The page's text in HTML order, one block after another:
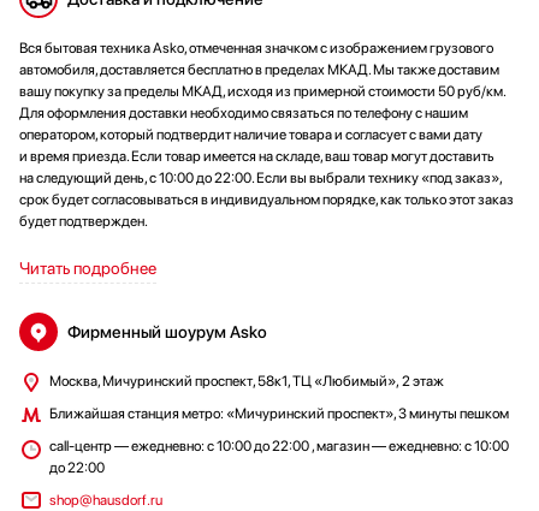
Вся бытовая техника Asko, отмеченная значком с изображением грузового
автомобиля, доставляется бесплатно в пределах МКАД. Мы также доставим
вашу покупку за пределы МКАД, исходя из примерной стоимости 50 руб/км.
Для оформления доставки необходимо связаться по телефону с нашим
оператором, который подтвердит наличие товара и согласует с вами дату
и время приезда. Если товар имеется на складе, ваш товар могут доставить
на следующий день, с 10:00 до 22:00. Если вы выбрали технику «под заказ»,
срок будет согласовываться в индивидуальном порядке, как только этот заказ
будет подтвержден.
Читать подробнее
Фирменный шоурум Asko
Москва, Мичуринский проспект, 58к1, ТЦ «Любимый», 2 этаж
Ближайшая станция метро: «Мичуринский проспект», 3 минуты пешком
сall-центр — ежедневно: с 10:00 до 22:00 , магазин — ежедневно: с 10:00
до 22:00
shop@hausdorf.ru